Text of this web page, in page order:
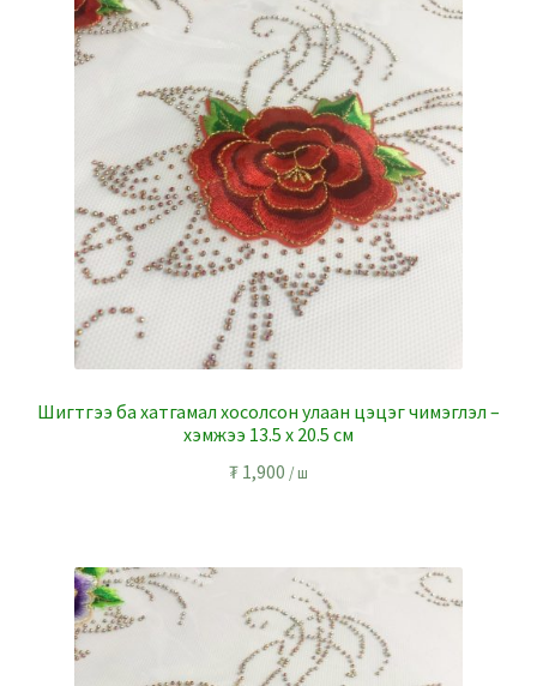
Шигтгээ ба хатгамал хосолсон улаан цэцэг чимэглэл –
хэмжээ 13.5 x 20.5 см
₮ 1,900 / ш